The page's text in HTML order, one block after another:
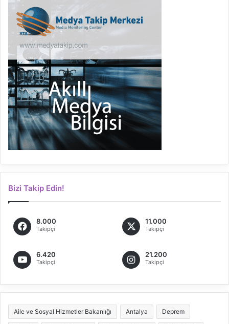
Bizi Takip Edin!
8.000
Takipçi
11.000
Takipçi
6.420
Takipçi
21.200
Takipçi
Aile ve Sosyal Hizmetler Bakanlığı Antalya Deprem